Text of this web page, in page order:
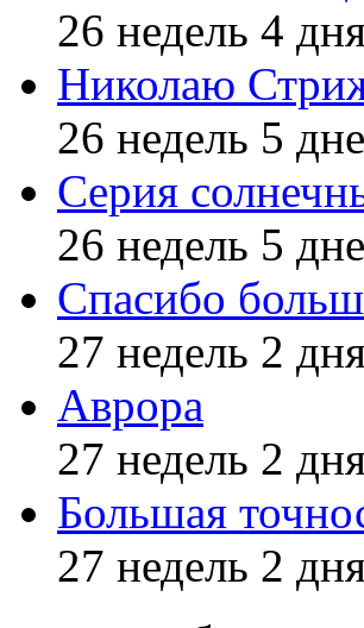
26 недель 4
Николаю
26 недель 5
Серия
26 недель 5
Спасибо
27 недель 2
Аврора
27 недель 2
Большая
27 недель 2